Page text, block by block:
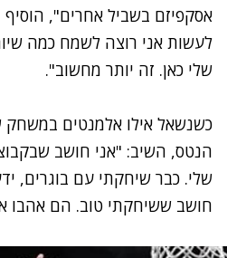
אסקפיזם בשביל אחרים", הוסיף
לעשות אני רוצה לשמח כמה
שלי כאן. זה יותר מחשוב".
כשנשאל אילו אלמנטים במשחק
הנטס, השיב: "אני חושב
שלי. כבר שיחקתי עם בוגרים,
חושב ששיחקתי טוב. הם אהבו